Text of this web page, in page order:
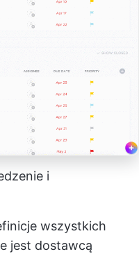
i
wszystkich
jest dostawcą